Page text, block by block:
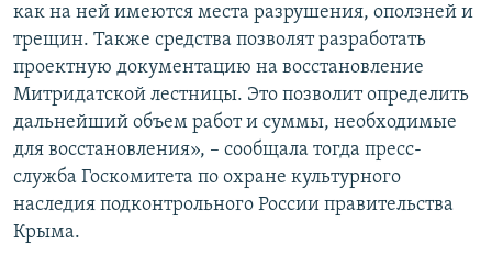
как на ней имеются места разрушения, оползней и
трещин. Также средства позволят разработать
проектную документацию на восстановление
Митридатской лестницы. Это позволит определить
дальнейший объем работ и суммы, необходимые
для восстановления», – сообщала тогда пресс-
служба Госкомитета по охране культурного
наследия подконтрольного России правительства
Крыма.